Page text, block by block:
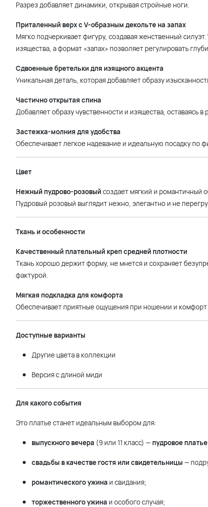
Разрез добавляет динамики, открывая стройные ноги.
Приталенный верх с V-образным декольте на запах
Мягко подчеркивает фигуру, создавая женственный
изящества, а формат «запах» позволяет регулировать
Сдвоенные бретельки для изящного акцента
Уникальная деталь, которая добавляет образу
Частично открытая спина
Добавляет образу чувственности и изящества, оставаясь
Застежка-молния для удобства
Обеспечивает легкое надевание и идеальную посадку по
Цвет
Нежный пудрово-розовыйсоздает мягкий и романтичный
Пудровый розовый выглядит нежно, элегантно и не
Ткань и особенности
Качественный плательный креп средней плотности
Ткань хорошо держит форму, не мнется и сохраняет
фактурой.
Мягкая подкладка для комфорта
Обеспечивает приятные ощущения при ношении и комфорт
Доступные варианты
Другие цвета в коллекции
Версия с длиной миди
Для какого события
Это платье станет идеальным выбором для:
выпускного вечера (9 или 11 класс) — пудровое
свадьбы в качестве гостя или свидетельницы —
романтического ужина и свидания;
торжественного ужина и особого случая;